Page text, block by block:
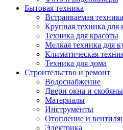
Бытовая техника
Встраиваемая техника
Крупная техника для
Техника для красоты
Мелкая техника для
Климатическая
Техника для дома
Строительство и ремонт
Водоснабжение
Двери окна и
Материалы
Инструменты
Отопление и
Электрика